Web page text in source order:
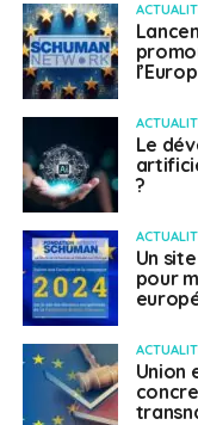
Le
?
Un
pour
Union